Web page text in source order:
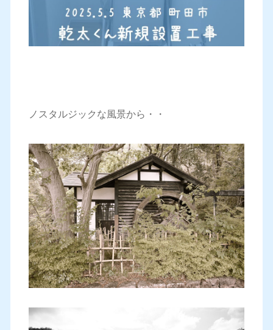
ノスタルジックな風景から・・